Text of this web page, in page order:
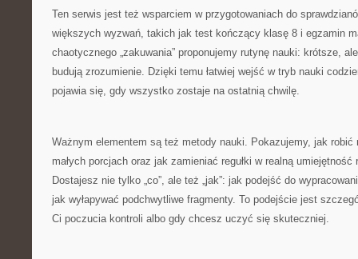
Ten serwis jest też wsparciem w przygotowaniach do
większych wyzwań, takich jak test kończący klasę 8 i egzamin
chaotycznego „zakuwania” proponujemy rutynę nauki: krótsze,
budują zrozumienie. Dzięki temu łatwiej wejść w tryb nauki
pojawia się, gdy wszystko zostaje na ostatnią chwilę.
Ważnym elementem są też metody nauki. Pokazujemy, jak robić
małych porcjach oraz jak zamieniać regułki w realną
Dostajesz nie tylko „co”, ale też „jak”: jak podejść do
jak wyłapywać podchwytliwe fragmenty. To podejście jest
Ci poczucia kontroli albo gdy chcesz uczyć się skuteczniej.